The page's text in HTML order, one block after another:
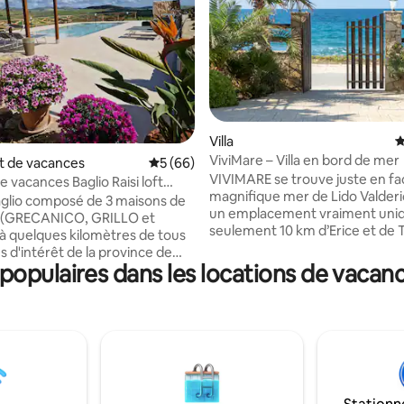
base de 125 commentaires : 4,92 sur 5
de vacances Évaluation moyenne sur la base de 66
5 (66)
vacances Baglio Raisi loft
»composé de 3 maisons de
GRILLO et
quelques kilomètres de tous
d'intérêt de la province de
où vous trouverez
la
de manger en plein air
Villa
ViviMare – Villa en bord de mer
VIVIMARE se trouve juste en
magnifique mer de Lido
un emplacement vraiment
seulement 10 km d’Erice et de
pourrez admirer des couchers
romantiques sur la mer. La villa
accueillant, plein d’expériences
culturelles et de délicieuses
dans les locations de